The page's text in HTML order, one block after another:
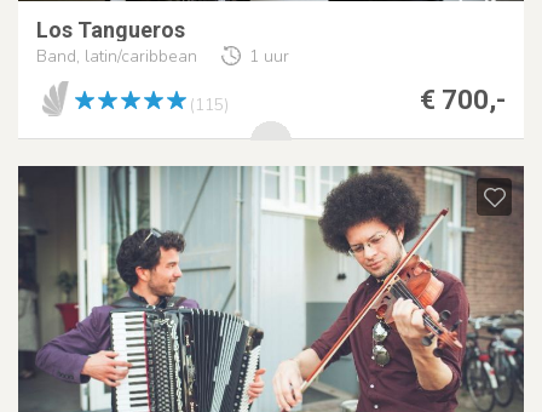
Los Tangueros
Band, latin/caribbean 1 uur
€ 700,-
(115)